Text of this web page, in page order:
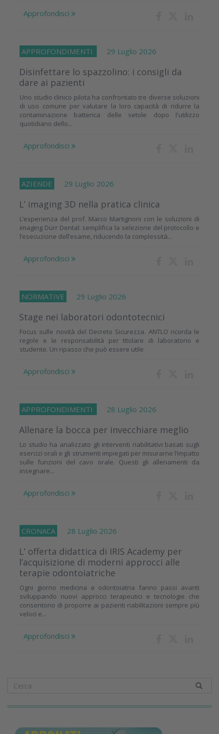
Approfondisci
APPROFONDIMENTI 29 Luglio 2026
Disinfettare lo spazzolino: i consigli da
dare ai pazienti
Uno studio clinico pilota ha confrontato tre diverse soluzioni
di uso comune per valutare la loro capacità di ridurre la
contaminazione batterica delle setole dopo l'utilizzo
quotidiano dello...
Approfondisci
AZIENDE 29 Luglio 2026
L’ imaging 3D nella pratica clinica
L’esperienza del prof. Marco Martignoni con le soluzioni di
imaging Dürr Dental: semplifica la selezione del protocollo e
l’esecuzione dell’esame, riducendo la complessità...
Approfondisci
NORMATIVE 29 Luglio 2026
Stage nei laboratori odontotecnici
Focus sulle novità del Decreto Sicurezza. ANTLO ricorda le
regole e le responsabilità per titolare di laboratorio e
studente. Un ripasso che può essere utile
Approfondisci
APPROFONDIMENTI 28 Luglio 2026
Allenare la bocca per invecchiare meglio
Lo studio ha analizzato gli interventi riabilitativi basati sugli
esercizi orali e gli strumenti impiegati per misurarne l’impatto
sulle funzioni del cavo orale. Questi gli allenamenti da
insegnare...
Approfondisci
CRONACA 28 Luglio 2026
L’ offerta didattica di IRIS Academy per
l’acquisizione di moderni approcci alle
terapie odontoiatriche
Ogni giorno medicina e odontoiatria fanno passi avanti
sviluppando nuovi approcci terapeutici e tecnologie che
consentono di proporre ai pazienti riabilitazioni sempre più
veloci e...
Approfondisci